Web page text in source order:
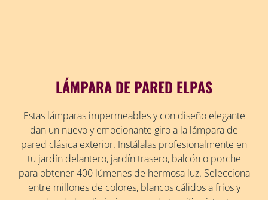
LÁMPARA DE PARED ELPAS
Estas lámparas impermeables y con diseño elegante
dan un nuevo y emocionante giro a la lámpara de
pared clásica exterior. Instálalas profesionalmente en
tu jardín delantero, jardín trasero, balcón o porche
para obtener 400 lúmenes de hermosa luz. Selecciona
entre millones de colores, blancos cálidos a fríos y